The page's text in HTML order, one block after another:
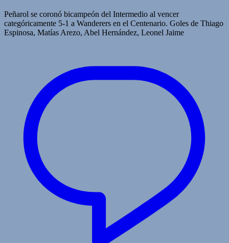
Peñarol se coronó bicampeón del Intermedio al vencer
categóricamente 5-1 a Wanderers en el Centenario. Goles de Thiago
Espinosa, Matías Arezo, Abel Hernández, Leonel Jaime